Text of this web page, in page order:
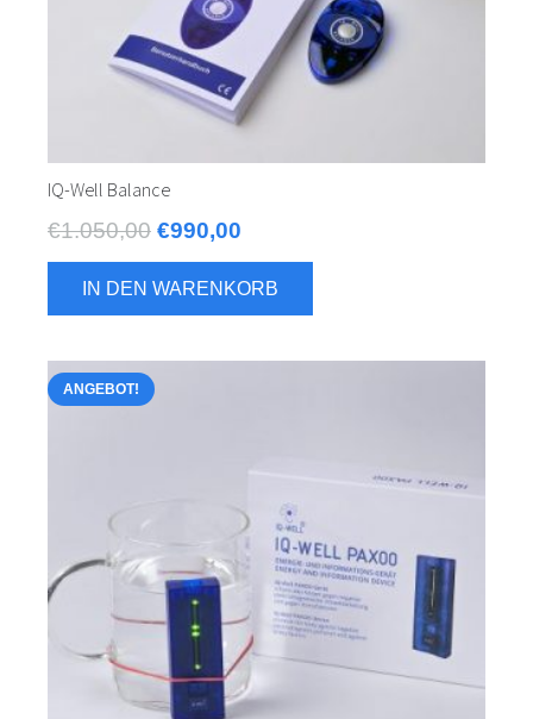
IQ-Well Balance
€1.050,00 Ursprünglicher
Preis
war:
€1.050,00
€990,00
Preis
ist:
€990,00.
IN DEN WARENKORB
ANGEBOT!